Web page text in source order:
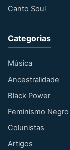
Canto Soul
Categorias
Música
Ancestralidade
Black Power
Feminismo Negro
Colunistas
Artigos